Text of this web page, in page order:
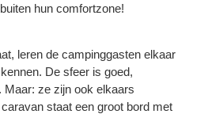
hun comfortzone!
leren de campinggasten elkaar
De sfeer is goed,
Maar: ze zijn ook elkaars
staat een groot bord met